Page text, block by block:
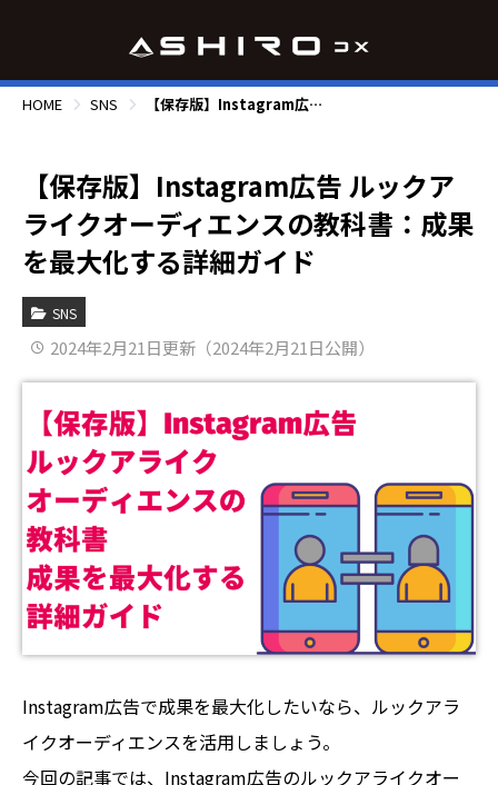
HOME SNS 【保存版】Instagram広告 ルックアライクオーディエンスの教科書：成果を最大化する詳細ガイド
【保存版】Instagram広告 ルックア
ライクオーディエンスの教科書：成果
を最大化する詳細ガイド
SNS
2024年2月21日更新（2024年2月21日公開）
Instagram広告で成果を最大化したいなら、ルックアラ
イクオーディエンスを活用しましょう。
今回の記事では、Instagram広告のルックアライクオー